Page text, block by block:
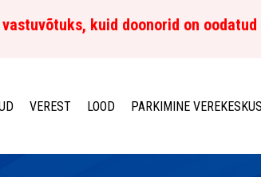
kuid doonorid on
VEREST LOOD PARKIMINE